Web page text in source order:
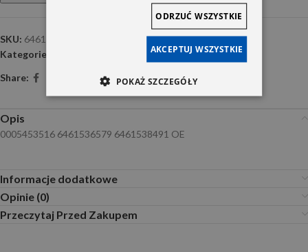
SKU: 6461536579 CH
Kategorie:
, Zapłon
Share:
Opis
0005453516 6461536579 6461538491 OE
Informacje dodatkowe
Opinie (0)
Przeczytaj Przed Zakupem
AKCEPTUJ WSZYSTKIE
ODRZUĆ WSZYSTKIE
POKAŻ SZCZEGÓŁY